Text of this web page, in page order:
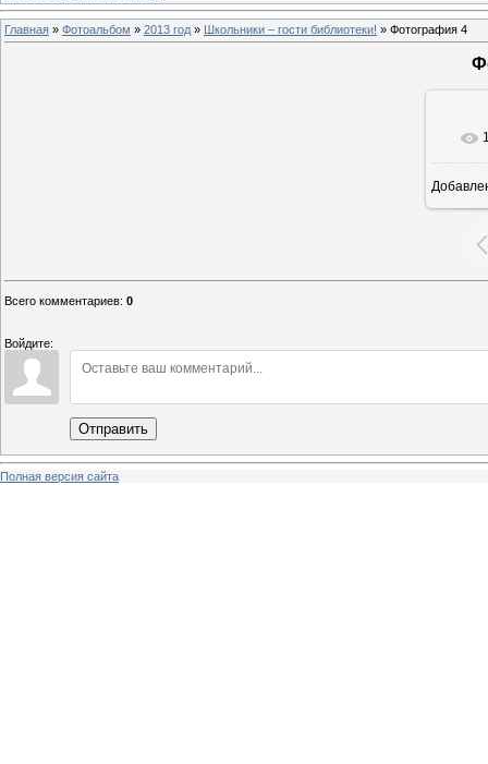
Главная » Фотоальбом » 2013 год » Школьники – гости библиотеки! » Фотография 4
Всего комментариев: 0
Войдите:
Отправить
Полная версия сайта